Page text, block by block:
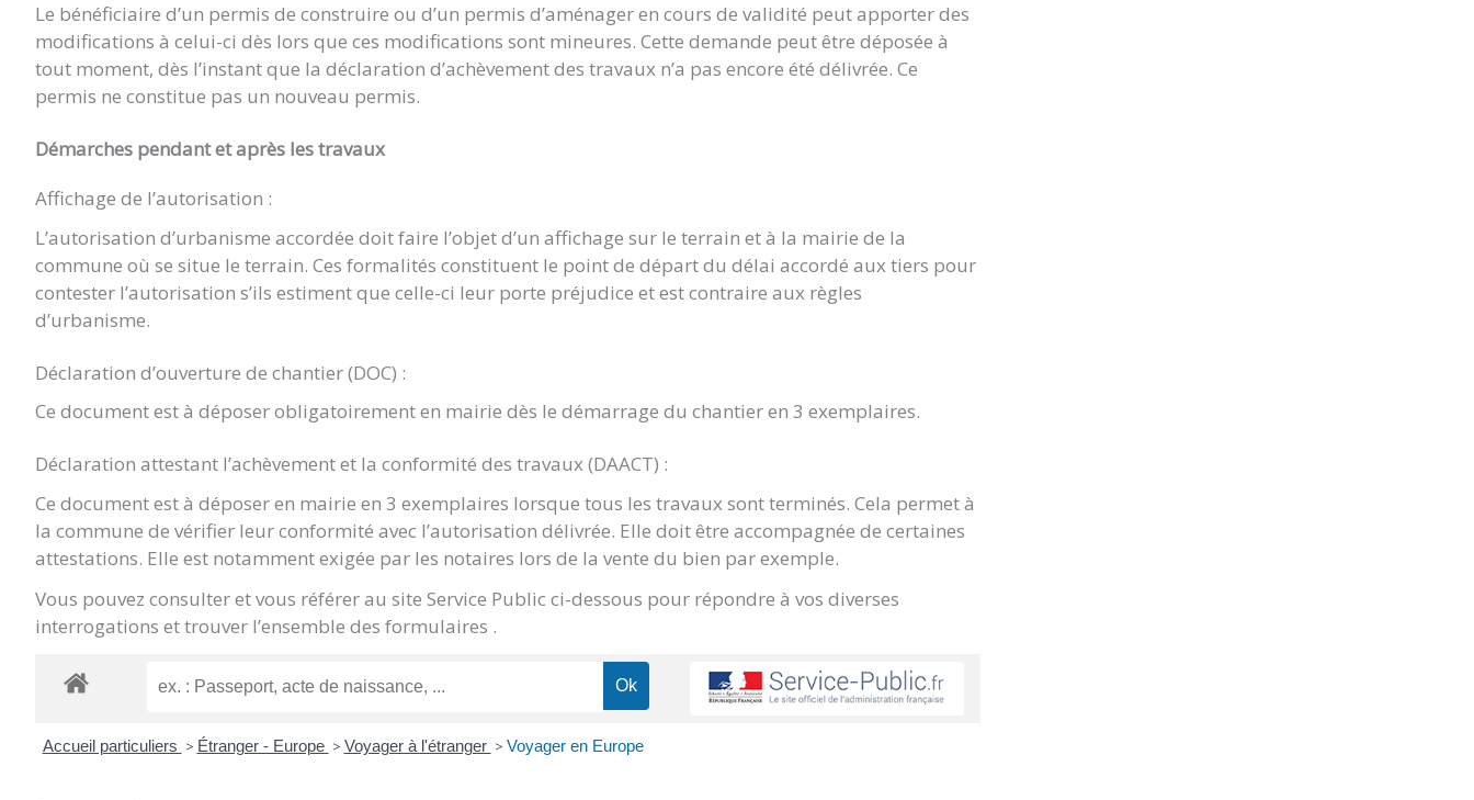
Le bénéficiaire d’un permis de construire ou d’un permis d’aménager en cours de validité peut apporter des
modifications à celui-ci dès lors que ces modifications sont mineures. Cette demande peut être déposée à
tout moment, dès l’instant que la déclaration d’achèvement des travaux n’a pas encore été délivrée. Ce
permis ne constitue pas un nouveau permis.
Démarches pendant et après les travaux
Affichage de l’autorisation :
L’autorisation d’urbanisme accordée doit faire l’objet d’un affichage sur le terrain et à la mairie de la
commune où se situe le terrain. Ces formalités constituent le point de départ du délai accordé aux tiers pour
contester l’autorisation s’ils estiment que celle-ci leur porte préjudice et est contraire aux règles
d’urbanisme.
Déclaration d’ouverture de chantier (DOC) :
Ce document est à déposer obligatoirement en mairie dès le démarrage du chantier en 3 exemplaires.
Déclaration attestant l’achèvement et la conformité des travaux (DAACT) :
Ce document est à déposer en mairie en 3 exemplaires lorsque tous les travaux sont terminés. Cela permet à
la commune de vérifier leur conformité avec l’autorisation délivrée. Elle doit être accompagnée de certaines
attestations. Elle est notamment exigée par les notaires lors de la vente du bien par exemple.
Vous pouvez consulter et vous référer au site Service Public ci-dessous pour répondre à vos diverses
interrogations et trouver l’ensemble des formulaires .
Accueil particuliers > Étranger - Europe > Voyager à l'étranger > Voyager en Europe